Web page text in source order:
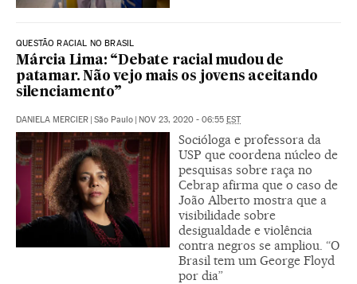
QUESTÃO RACIAL NO BRASIL
Márcia Lima: “Debate racial mudou de
patamar. Não vejo mais os jovens aceitando
silenciamento”
DANIELA MERCIER | São Paulo | NOV 23, 2020 - 06:55 EST
Socióloga e professora da
USP que coordena núcleo de
pesquisas sobre raça no
Cebrap afirma que o caso de
João Alberto mostra que a
visibilidade sobre
desigualdade e violência
contra negros se ampliou. “O
Brasil tem um George Floyd
por dia”